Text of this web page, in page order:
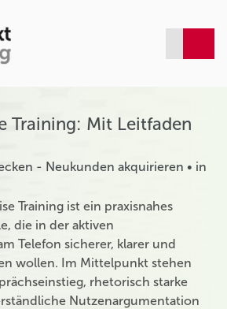
Training: Mit Leitfaden
- Neukunden akquirieren • in
Training ist ein praxisnahes
die in der aktiven
Telefon sicherer, klarer und
wollen. Im Mittelpunkt stehen
rhetorisch starke
Nutzenargumentation